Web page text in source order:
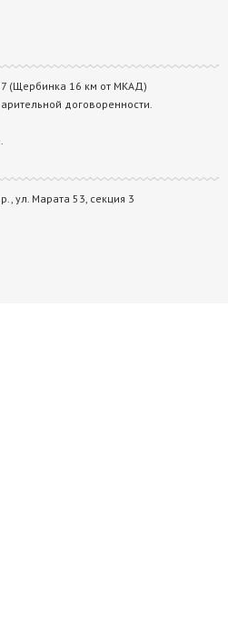
(Щербинка 16 км от МКАД)
договоренности.
ул. Марата 53, секция 3